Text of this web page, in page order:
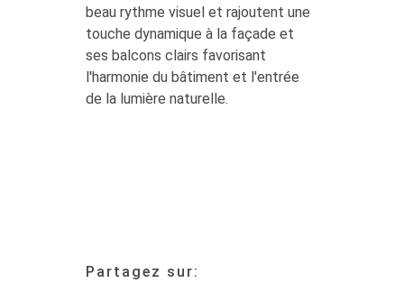
beau rythme visuel et rajoutent une
touche dynamique à la façade et
ses balcons clairs favorisant
l'harmonie du bâtiment et l'entrée
de la lumière naturelle.
Partagez sur: